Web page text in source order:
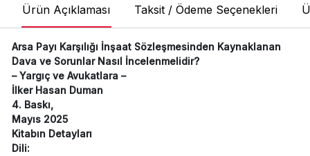
Ürün Açıklaması Taksit / Ödeme Seçenekleri
Arsa Payı Karşılığı İnşaat Sözleşmesinden Kaynaklanan
Dava ve Sorunlar Nasıl İncelenmelidir?
– Yargıç ve Avukatlara –
İlker Hasan Duman
4. Baskı,
Mayıs 2025
Kitabın Detayları
Dili: